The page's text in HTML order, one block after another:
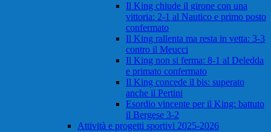
Il King chiude il girone con una
vittoria: 2-1 al Nautico e primo posto
confermato
Il King rallenta ma resta in vetta: 3-3
contro il Meucci
Il King non si ferma: 8-1 al Deledda
e primato confermato
Il King concede il bis: superato
anche il Pertini
Esordio vincente per il King: battuto
il Bergese 3-2
Attività e progetti sportivi 2025-2026